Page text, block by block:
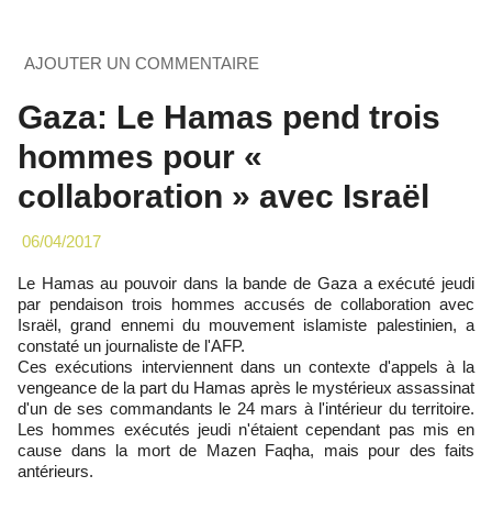
AJOUTER UN COMMENTAIRE
Gaza: Le Hamas pend trois
hommes pour «
collaboration » avec Israël
06/04/2017
Le Hamas au pouvoir dans la bande de Gaza a exécuté jeudi
par pendaison trois hommes accusés de collaboration avec
Israël, grand ennemi du mouvement islamiste palestinien, a
constaté un journaliste de l'AFP.
Ces exécutions interviennent dans un contexte d'appels à la
vengeance de la part du Hamas après le mystérieux assassinat
d'un de ses commandants le 24 mars à l'intérieur du territoire.
Les hommes exécutés jeudi n'étaient cependant pas mis en
cause dans la mort de Mazen Faqha, mais pour des faits
antérieurs.